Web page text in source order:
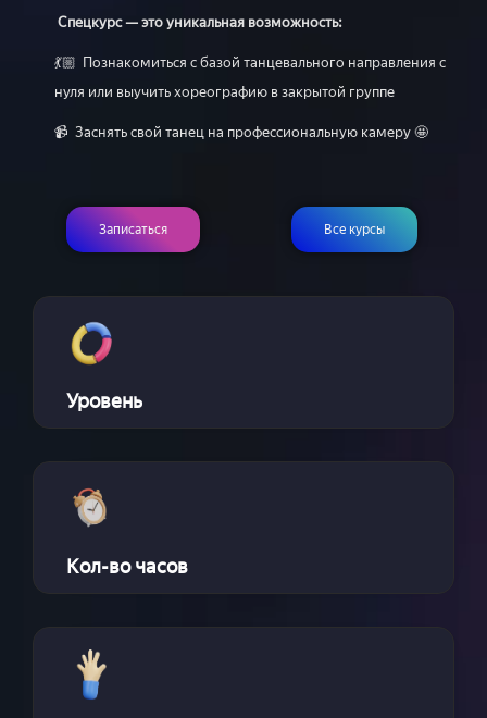
Спец-курсы
Сочи 2024
Детские 5+
Взрослые 16+
Контакты
Приложение
Online
Спецкурс — это уникальная возможность:
💃🏼 Познакомиться с базой танцевального направления с
нуля или выучить хореографию в закрытой группе
📹 Заснять свой танец на профессиональную камеру 🤩
Записаться Все курсы
Уровень
Кол-во часов